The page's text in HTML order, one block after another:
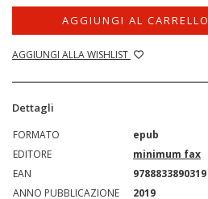
AGGIUNGI AL CARRELLO
AGGIUNGI ALLA WISHLIST
Dettagli
FORMATO
epub
EDITORE
minimum fax
EAN
9788833890319
ANNO PUBBLICAZIONE
2019